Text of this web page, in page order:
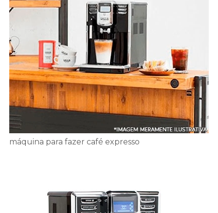
máquina para fazer café expresso